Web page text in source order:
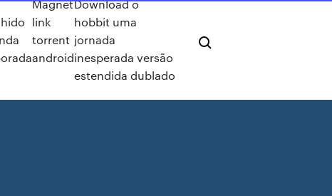
Magnet
link
torrent
android
Download o
hobbit uma
jornada
inesperada versão
estendida dublado